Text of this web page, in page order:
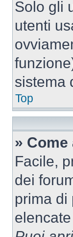
Solo gli
utenti
sistema
Top
»
Facile,
dei
prima di